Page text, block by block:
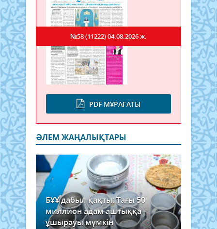
PDF МҰРАҒАТЫ
№58 (11222)04.08.2026 ж.
ӘЛЕМ ЖАҢАЛЫҚТАРЫ
БҰҰ дабыл қақты: Тағы 50
миллион адам аштыққа
ұшырауы мүмкін